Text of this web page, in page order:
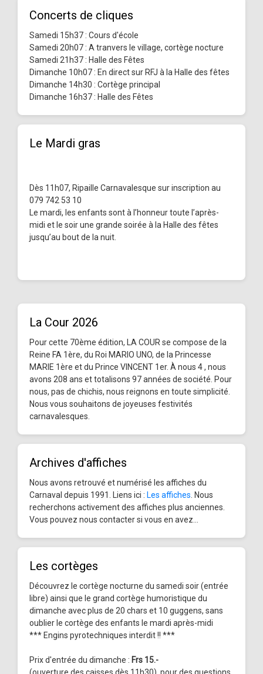
Concerts de cliques
Samedi 15h37 : Cours d'école
Samedi 20h07 : A tranvers le village, cortège nocture
Samedi 21h37 : Halle des Fêtes
Dimanche 10h07 : En direct sur RFJ à la Halle des fêtes
Dimanche 14h30 : Cortège principal
Dimanche 16h37 : Halle des Fêtes
Le Mardi gras
Dès 11h07, Ripaille Carnavalesque sur inscription au
079 742 53 10
Le mardi, les enfants sont à l’honneur toute l’après-
midi et le soir une grande soirée à la Halle des fêtes
jusqu’au bout de la nuit.
La Cour 2026
Pour cette 70ème édition, LA COUR se compose de la
Reine FA 1ère, du Roi MARIO UNO, de la Princesse
MARIE 1ère et du Prince VINCENT 1er. À nous 4 , nous
avons 208 ans et totalisons 97 années de société. Pour
nous, pas de chichis, nous reignons en toute simplicité.
Nous vous souhaitons de joyeuses festivités
carnavalesques.
Archives d'affiches
Nous avons retrouvé et numérisé les affiches du
Carnaval depuis 1991. Liens ici : Les affiches . Nous
recherchons activement des affiches plus anciennes.
Vous pouvez nous contacter si vous en avez...
Les cortèges
Découvrez le cortège nocturne du samedi soir (entrée
libre) ainsi que le grand cortège humoristique du
dimanche avec plus de 20 chars et 10 guggens, sans
oublier le cortège des enfants le mardi après-midi
*** Engins pyrotechniques interdit !! ***
Prix d'entrée du dimanche : Frs 15.-